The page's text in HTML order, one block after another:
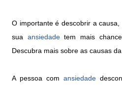
O importante é descobrir a
sua ansiedadetem mais
Descubra mais sobre as causas
A pessoa com ansiedade